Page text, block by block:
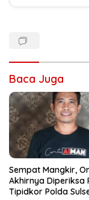
Baca Juga
Sempat Mangkir,
Akhirnya Diperiksa
Tipidkor Polda